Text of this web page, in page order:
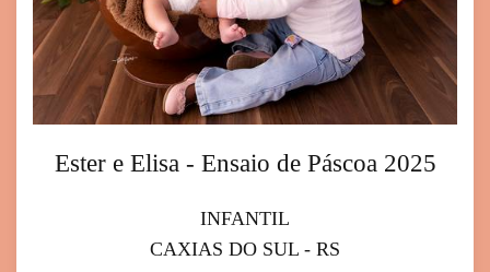
Ester e Elisa - Ensaio de Páscoa 2025
INFANTIL
CAXIAS DO SUL - RS